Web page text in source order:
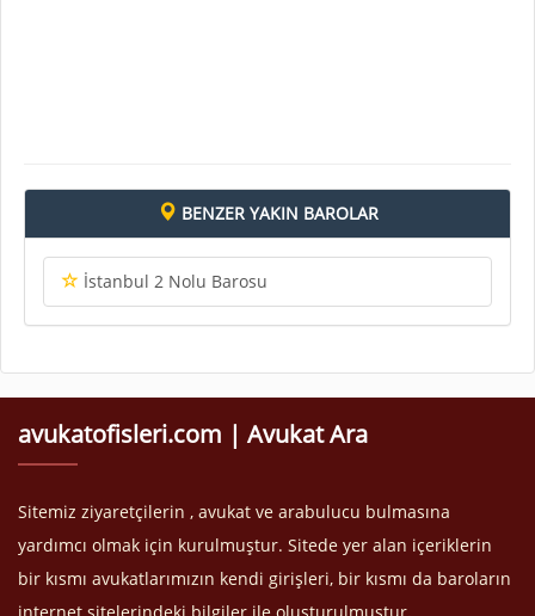
BENZER YAKIN BAROLAR
İstanbul 2 Nolu Barosu
avukatofisleri.com | Avukat Ara
Sitemiz ziyaretçilerin , avukat ve arabulucu bulmasına
yardımcı olmak için kurulmuştur. Sitede yer alan içeriklerin
bir kısmı avukatlarımızın kendi girişleri, bir kısmı da baroların
internet sitelerindeki bilgiler ile oluşturulmuştur.